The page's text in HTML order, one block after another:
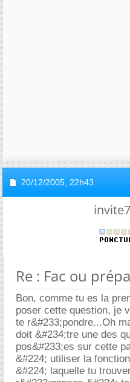
20/12/2005, 22h43
Re : Fac ou
Bon, comme tu es la
poser cette question, je
te r&#233;pondre...Oh
doit &#234;tre une des
pos&#233;es sur cette
&#224; utiliser la
&#224; laquelle tu